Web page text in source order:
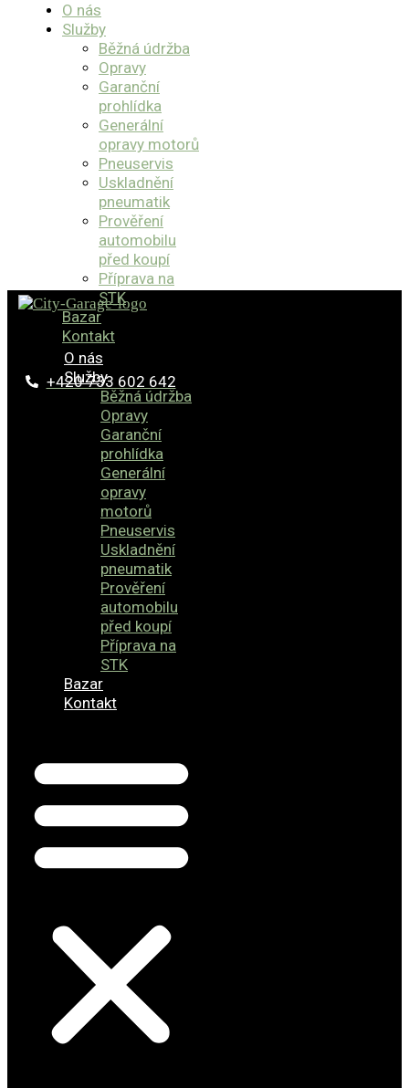
O nás
Služby
Běžná údržba
Opravy
Garanční
prohlídka
Generální
opravy motorů
Pneuservis
Uskladnění
pneumatik
Prověření
automobilu
před koupí
Příprava na
STK
Bazar
Kontakt
+420 733 602 642
O nás
Služby
Běžná údržba
Opravy
Garanční
prohlídka
Generální
opravy
motorů
Pneuservis
Uskladnění
pneumatik
Prověření
automobilu
před koupí
Příprava na
STK
Bazar
Kontakt